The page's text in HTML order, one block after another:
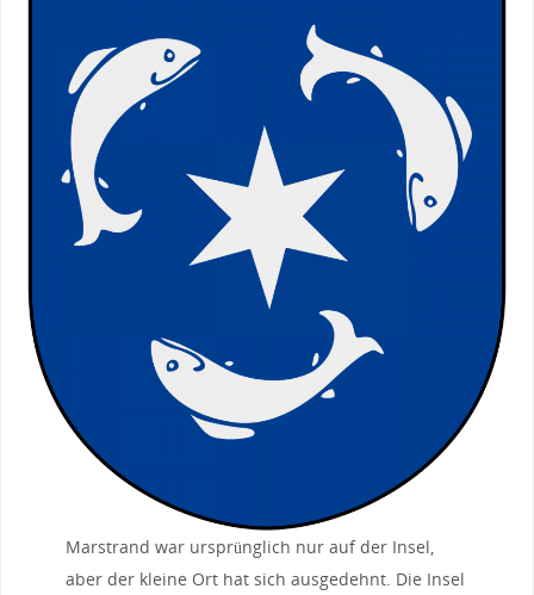
Marstrand war ursprünglich nur auf der Insel,
aber der kleine Ort hat sich ausgedehnt. Die Insel